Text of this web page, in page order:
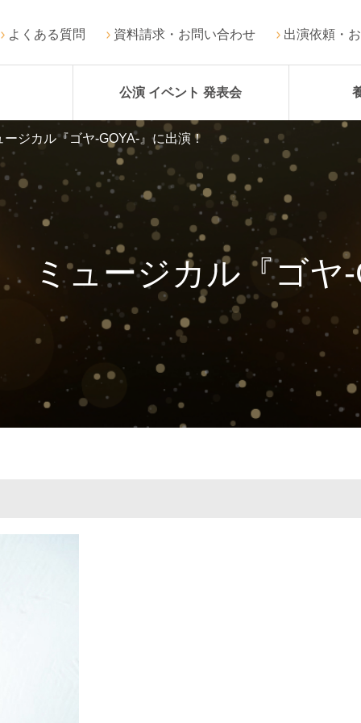
よくある質問 資料請求・お問い合わせ 出演依頼・
公演 イベント 発表会
ュージカル『ゴヤ
ジカル『ゴヤ‐GOYA‐』に出演！